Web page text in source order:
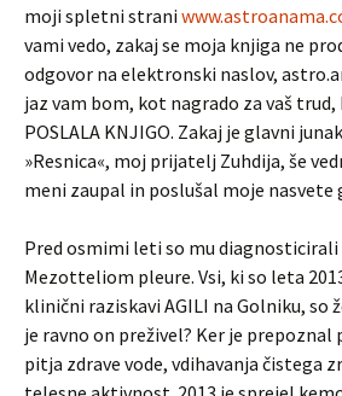
moji spletni strani
vami vedo, zakaj se moja knjiga ne
odgovor na elektronski naslov,
jaz vam bom, kot nagrado za vaš trud,
POSLALA KNJIGO. Zakaj je glavni
»Resnica«, moj prijatelj Zuhdija, še
meni zaupal in poslušal moje nasvete
Pred osmimi leti so mu diagnosticirali
Mezotteliom pleure. Vsi, ki so leta
klinični raziskavi AGILI na Golniku, so
je ravno on preživel? Ker je prepoznal
pitja zdrave vode, vdihavanja čistega